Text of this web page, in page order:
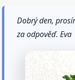
Dobrý den,
za odpověď. Eva